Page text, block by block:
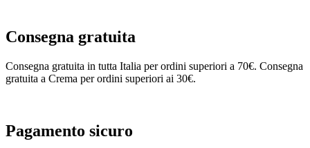
Consegna gratuita
Consegna gratuita in tutta Italia per ordini superiori a 70€. Consegna
gratuita a Crema per ordini superiori ai 30€.
Pagamento sicuro